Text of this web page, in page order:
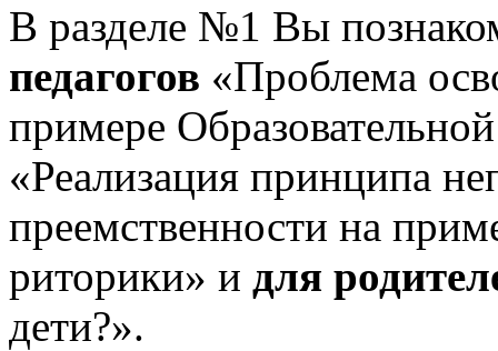
В разделе №1 Вы
педагогов «Проблема
примере
«Реализация принципа
преемственности на
риторики» и для
дети?».